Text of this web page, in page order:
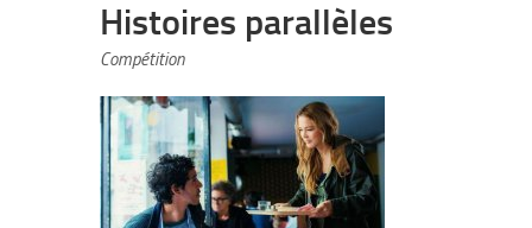
Histoires parallèles
Compétition